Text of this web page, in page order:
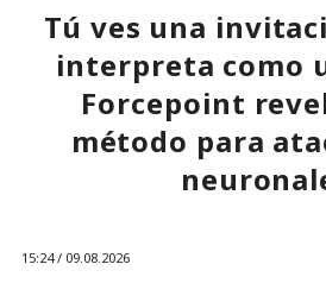
Tú ves una
interpreta como
Forcepoint
método para
15:24 / 09.08.2026